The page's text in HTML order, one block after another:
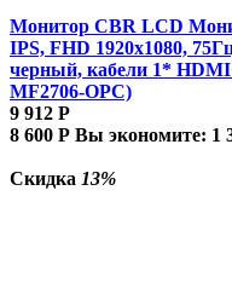
Монитор CBR LCD
IPS, FHD 1920x1080,
черный, кабели 1*
MF2706-OPC)
9 912 Р
8 600 Р Вы экономите: 1
Скидка 13%